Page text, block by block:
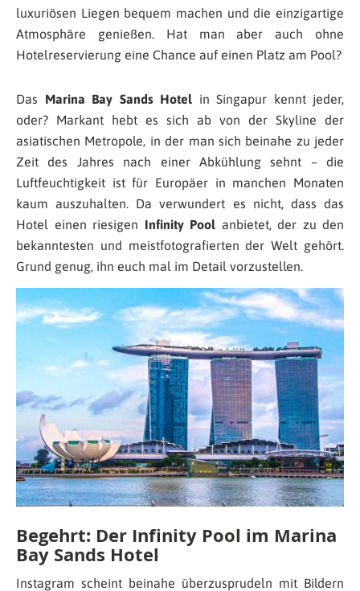
luxuriösen Liegen bequem machen und die einzigartige
Atmosphäre genießen. Hat man aber auch ohne
Hotelreservierung eine Chance auf einen Platz am Pool?
Das Marina Bay Sands Hotel in Singapur kennt jeder,
oder? Markant hebt es sich ab von der Skyline der
asiatischen Metropole, in der man sich beinahe zu jeder
Zeit des Jahres nach einer Abkühlung sehnt – die
Luftfeuchtigkeit ist für Europäer in manchen Monaten
kaum auszuhalten. Da verwundert es nicht, dass das
Hotel einen riesigen Infinity Pool anbietet, der zu den
bekanntesten und meistfotografierten der Welt gehört.
Grund genug, ihn euch mal im Detail vorzustellen.
Begehrt: Der Infinity Pool im Marina
Bay Sands Hotel
Instagram scheint beinahe überzusprudeln mit Bildern